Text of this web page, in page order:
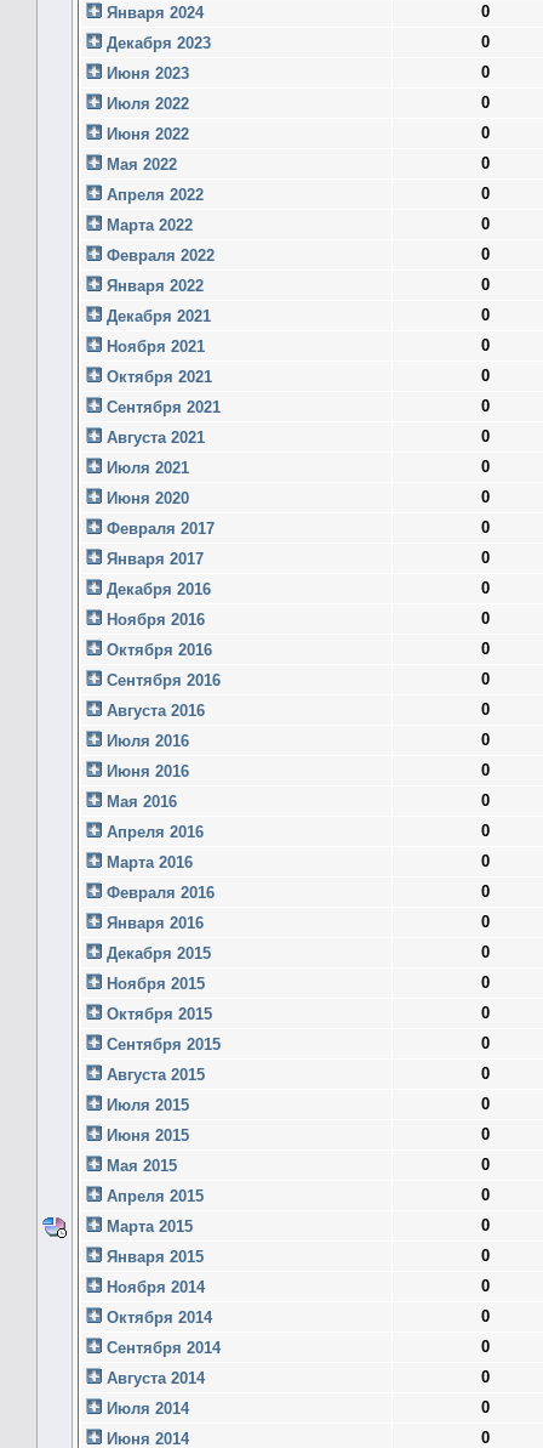
Января 2024
0
Декабря 2023
0
Июня 2023
0
Июля 2022
0
Июня 2022
0
Мая 2022
0
Апреля 2022
0
Марта 2022
0
Февраля 2022
0
Января 2022
0
Декабря 2021
0
Ноября 2021
0
Октября 2021
0
Сентября 2021
0
Августа 2021
0
Июля 2021
0
Июня 2020
0
Февраля 2017
0
Января 2017
0
Декабря 2016
0
Ноября 2016
0
Октября 2016
0
Сентября 2016
0
Августа 2016
0
Июля 2016
0
Июня 2016
0
Мая 2016
0
Апреля 2016
0
Марта 2016
0
Февраля 2016
0
Января 2016
0
Декабря 2015
0
Ноября 2015
0
Октября 2015
0
Сентября 2015
0
Августа 2015
0
Июля 2015
0
Июня 2015
0
Мая 2015
0
Апреля 2015
0
Марта 2015
0
Января 2015
0
Ноября 2014
0
Октября 2014
0
Сентября 2014
0
Августа 2014
0
Июля 2014
0
Июня 2014
0